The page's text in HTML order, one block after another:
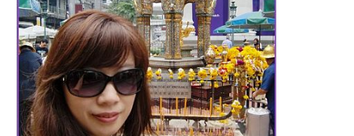
發
表
會
及
活
動
主